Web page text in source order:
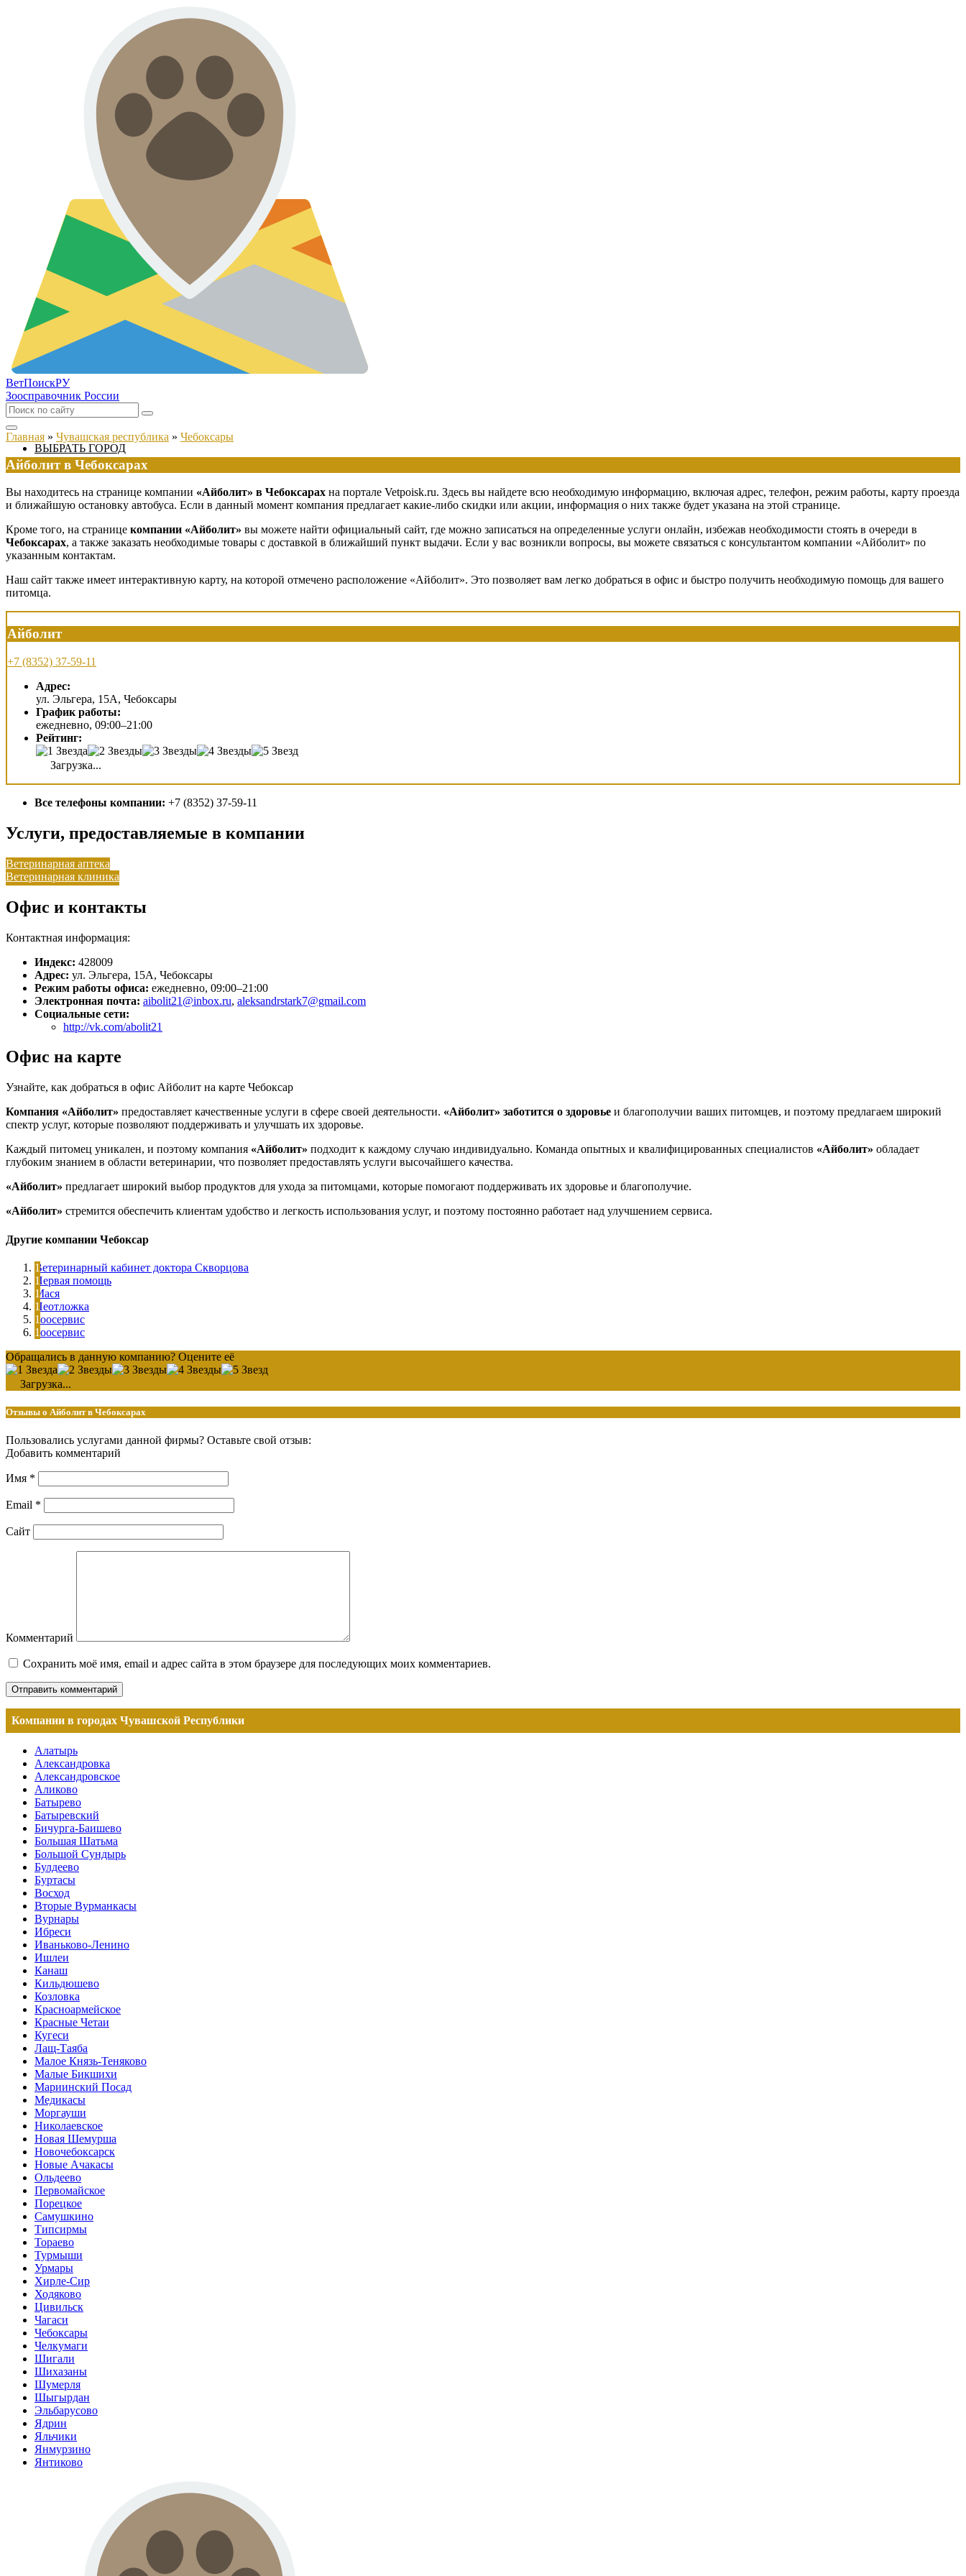
ВетПоискРУ
Зоосправочник России
ВЫБРАТЬ ГОРОД
Главная » Чувашская республика » Чебоксары
Айболит в Чебоксарах
Вы находитесь на странице компании «Айболит» в Чебоксарах на портале Vetpoisk.ru. Здесь вы найдете всю необходимую информацию, включая адрес, телефон, режим работы, карту проезда
и ближайшую остановку автобуса. Если в данный момент компания предлагает какие-либо скидки или акции, информация о них также будет указана на этой странице.
Кроме того, на странице компании «Айболит» вы можете найти официальный сайт, где можно записаться на определенные услуги онлайн, избежав необходимости стоять в очереди в
Чебоксарах, а также заказать необходимые товары с доставкой в ближайший пункт выдачи. Если у вас возникли вопросы, вы можете связаться с консультантом компании «Айболит» по
указанным контактам.
Наш сайт также имеет интерактивную карту, на которой отмечено расположение «Айболит». Это позволяет вам легко добраться в офис и быстро получить необходимую помощь для вашего
питомца.
Айболит
+7 (8352) 37-59-11
Адрес:
ул. Эльгера, 15А, Чебоксары
График работы:
ежедневно, 09:00–21:00
Рейтинг:
Загрузка...
Все телефоны компании: +7 (8352) 37-59-11
Услуги, предоставляемые в компании
Ветеринарная аптека
Ветеринарная клиника
Офис и контакты
Контактная информация:
Индекс: 428009
Адрес: ул. Эльгера, 15А, Чебоксары
Режим работы офиса: ежедневно, 09:00–21:00
Электронная почта: aibolit21@inbox.ru, aleksandrstark7@gmail.com
Социальные сети:
http://vk.com/abolit21
Офис на карте
Узнайте, как добраться в офис Айболит на карте Чебоксар
Компания «Айболит» предоставляет качественные услуги в сфере своей деятельности. «Айболит» заботится о здоровье и благополучии ваших питомцев, и поэтому предлагаем широкий
спектр услуг, которые позволяют поддерживать и улучшать их здоровье.
Каждый питомец уникален, и поэтому компания «Айболит» подходит к каждому случаю индивидуально. Команда опытных и квалифицированных специалистов «Айболит» обладает
глубоким знанием в области ветеринарии, что позволяет предоставлять услуги высочайшего качества.
«Айболит» предлагает широкий выбор продуктов для ухода за питомцами, которые помогают поддерживать их здоровье и благополучие.
«Айболит» стремится обеспечить клиентам удобство и легкость использования услуг, и поэтому постоянно работает над улучшением сервиса.
Другие компании Чебоксар
Ветеринарный кабинет доктора Скворцова
Первая помощь
Мася
Неотложка
Зоосервис
Зоосервис
Обращались в данную компанию? Оцените её
Загрузка...
Отзывы о Айболит в Чебоксарах
Пользовались услугами данной фирмы? Оставьте свой отзыв:
Добавить комментарий
Имя *
Email *
Сайт
Комментарий
Сохранить моё имя, email и адрес сайта в этом браузере для последующих моих комментариев.
Компании в городах Чувашской Республики
Алатырь
Александровка
Александровское
Аликово
Батырево
Батыревский
Бичурга-Баишево
Большая Шатьма
Большой Сундырь
Булдеево
Буртасы
Восход
Вторые Вурманкасы
Вурнары
Ибреси
Иваньково-Ленино
Ишлеи
Канаш
Кильдюшево
Козловка
Красноармейское
Красные Четаи
Кугеси
Лащ-Таяба
Малое Князь-Теняково
Малые Бикшихи
Мариинский Посад
Медикасы
Моргауши
Николаевское
Новая Шемурша
Новочебоксарск
Новые Ачакасы
Ольдеево
Первомайское
Порецкое
Самушкино
Типсирмы
Тораево
Турмыши
Урмары
Хирле-Сир
Ходяково
Цивильск
Чагаси
Чебоксары
Челкумаги
Шигали
Шихазаны
Шумерля
Шыгырдан
Эльбарусово
Ядрин
Яльчики
Янмурзино
Янтиково